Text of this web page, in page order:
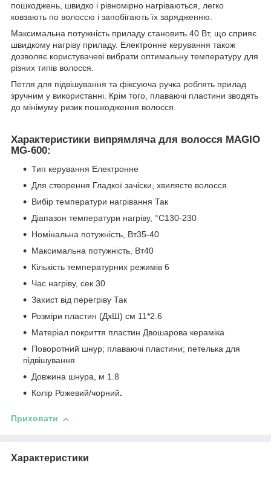
пошкоджень, швидко і рівномірно нагріваються, легко
ковзають по волоссю і запобігають їх зарядженню.
Максимальна потужність приладу становить 40 Вт, що сприяє
швидкому нагріву приладу. Електронне керування також
дозволяє користувачеві вибрати оптимальну температуру для
різних типів волосся.
Петля для підвішування та фіксуюча ручка роблять прилад
зручним у використанні. Крім того, плаваючі пластини зводять
до мінімуму ризик пошкодження волосся.
Характеристики випрямляча для волосся MAGIO
МG-600:
Тип керування Електронне
Для створення Гладкої зачіски, хвилясте волосся
Вибір температури нагрівання Так
Діапазон температури нагріву, °С130-230
Номінальна потужність, Вт35-40
Максимальна потужність, Вт40
Кількість температурних режимів 6
Час нагріву, сек 30
Захист від перегріву Так
Розміри пластин (ДхШ) см 11*2.6
Матеріал покриття пластин Двошарова кераміка
Поворотний шнур; плаваючі пластини; петелька для
підвішування
Довжина шнура, м 1.8
Колір Рожевий/чорний.
Приховати
Характеристики